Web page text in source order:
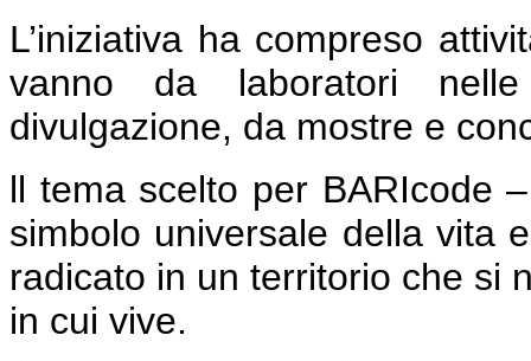
L’iniziativa ha compreso
vanno da laboratori
divulgazione, da mostre e
ll tema scelto per BARIcode
simbolo universale della vita
radicato in un territorio che si
in cui vive.